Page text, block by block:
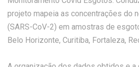
projeto mapeia as concentrações do
(SARS-CoV-2) em amostras de
Belo Horizonte, Curitiba, Fortaleza,